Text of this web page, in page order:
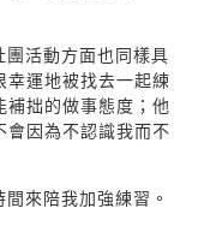
活動方面也同樣具
幸運地被找去一起練
補拙的做事態度；他
會因為不認識我而不
來陪我加強練習。